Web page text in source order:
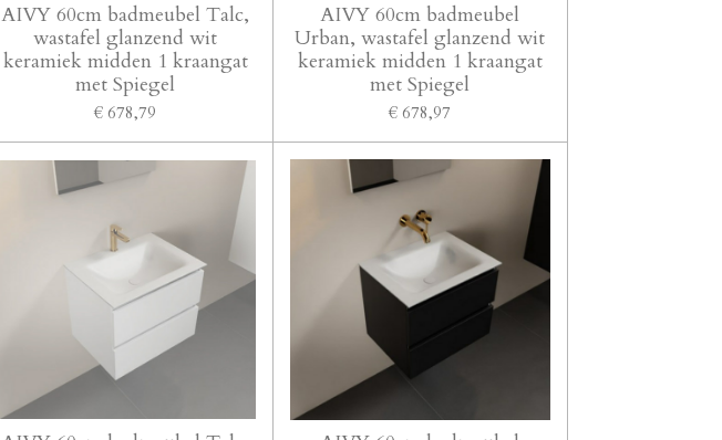
AIVY 60cm badmeubel Talc,
wastafel glanzend wit
keramiek midden 1 kraangat
met Spiegel
€ 678,79
AIVY 60cm badmeubel
Urban, wastafel glanzend wit
keramiek midden 1 kraangat
met Spiegel
€ 678,97